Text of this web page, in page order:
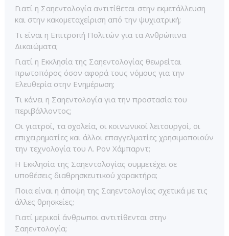
Γιατί η Σαηεντολογία αντιτίθεται στην εκμετάλλευση
και στην κακομεταχείριση από την ψυχιατρική;
Τι είναι η Επιτροπή Πολιτών για τα Ανθρώπινα
Δικαιώματα;
Γιατί η Εκκλησία της Σαηεντολογίας θεωρείται
πρωτοπόρος όσον αφορά τους νόμους για την
Ελευθερία στην Ενημέρωση;
Τι κάνει η Σαηεντολογία για την προστασία του
περιβάλλοντος;
Οι γιατροί, τα σχολεία, οι κοινωνικοί λειτουργοί, οι
επιχειρηματίες και άλλοι επαγγελματίες χρησιμοποιούν
την τεχνολογία του Λ. Ρον Χάμπαρντ;
Η Εκκλησία της Σαηεντολογίας συμμετέχει σε
υποθέσεις διαθρησκευτικού χαρακτήρα;
Ποια είναι η άποψη της Σαηεντολογίας σχετικά με τις
άλλες θρησκείες;
Γιατί μερικοί άνθρωποι αντιτίθενται στην
Σαηεντολογία;